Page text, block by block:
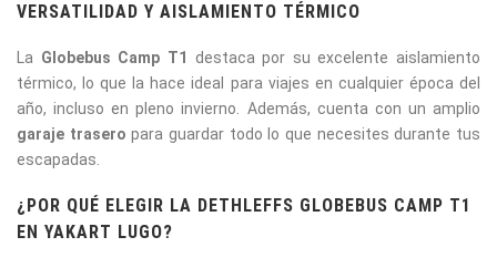
VERSATILIDAD Y AISLAMIENTO TÉRMICO
La Globebus Camp T1
destaca por su excelente aislamiento
térmico, lo que la hace ideal para viajes en cualquier época del
año, incluso en pleno invierno. Además, cuenta con un amplio
garaje trasero para guardar todo lo que necesites durante tus
escapadas.
¿POR QUÉ ELEGIR LA DETHLEFFS GLOBEBUS CAMP T1
EN YAKART LUGO?